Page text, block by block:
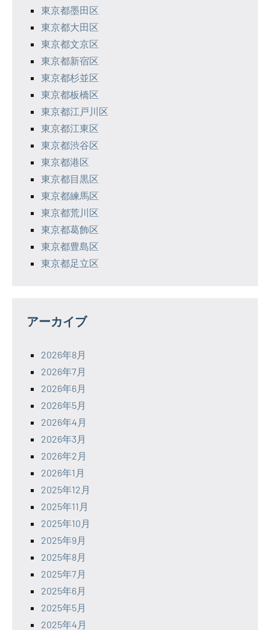
東京都墨田区
東京都大田区
東京都文京区
東京都新宿区
東京都杉並区
東京都板橋区
東京都江戸川区
東京都江東区
東京都渋谷区
東京都港区
東京都目黒区
東京都練馬区
東京都荒川区
東京都葛飾区
東京都豊島区
東京都足立区
アーカイブ
2026年8月
2026年7月
2026年6月
2026年5月
2026年4月
2026年3月
2026年2月
2026年1月
2025年12月
2025年11月
2025年10月
2025年9月
2025年8月
2025年7月
2025年6月
2025年5月
2025年4月